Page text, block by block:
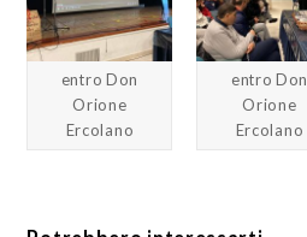
entro Don
Orione
Ercolano
entro Don
Orione
Ercolano